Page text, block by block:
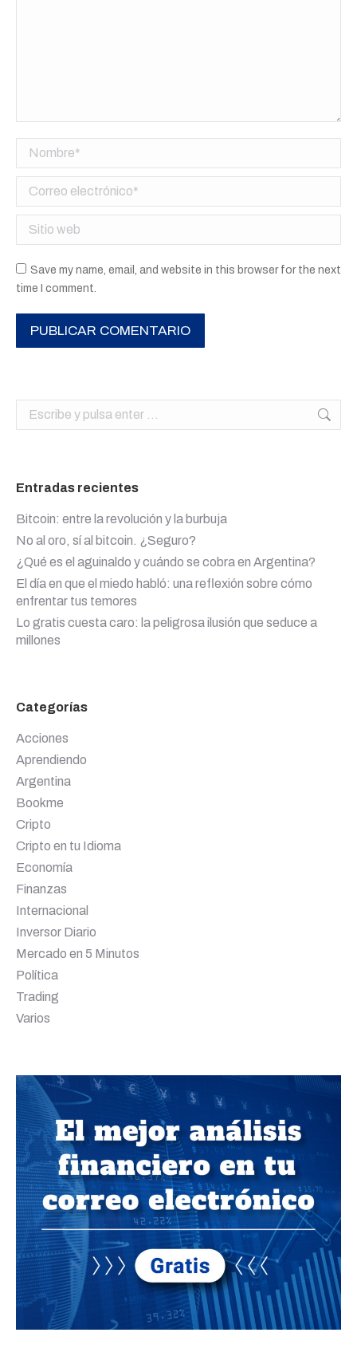
Nombre *
Correo electrónico *
Sitio web
Save my name, email, and website in this browser for the next
time I comment.
PUBLICAR COMENTARIO
Buscar:
Entradas recientes
Bitcoin: entre la revolución y la burbuja
No al oro, sí al bitcoin. ¿Seguro?
¿Qué es el aguinaldo y cuándo se cobra en Argentina?
El día en que el miedo habló: una reflexión sobre cómo
enfrentar tus temores
Lo gratis cuesta caro: la peligrosa ilusión que seduce a
millones
Categorías
Acciones
Aprendiendo
Argentina
Bookme
Cripto
Cripto en tu Idioma
Economía
Finanzas
Internacional
Inversor Diario
Mercado en 5 Minutos
Política
Trading
Varios